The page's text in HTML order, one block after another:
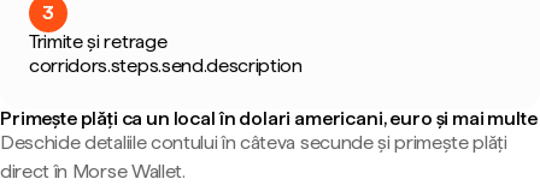
3
Trimite și retrage
corridors.steps.send.description
Primește plăți ca un local în dolari americani, euro și mai multe
Deschide detaliile contului în câteva secunde și primește plăți
direct în Morse Wallet.